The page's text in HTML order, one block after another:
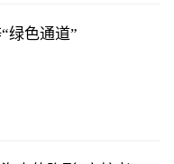
绿色通道”